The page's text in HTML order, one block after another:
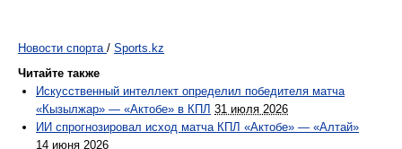
Новости спорта / Sports.kz
Читайте также
Искусственный интеллект определил победителя матча
«Кызылжар» — «Актобе» в КПЛ 31 июля 2026
ИИ спрогнозировал исход матча КПЛ «Актобе» — «Алтай»
14 июня 2026